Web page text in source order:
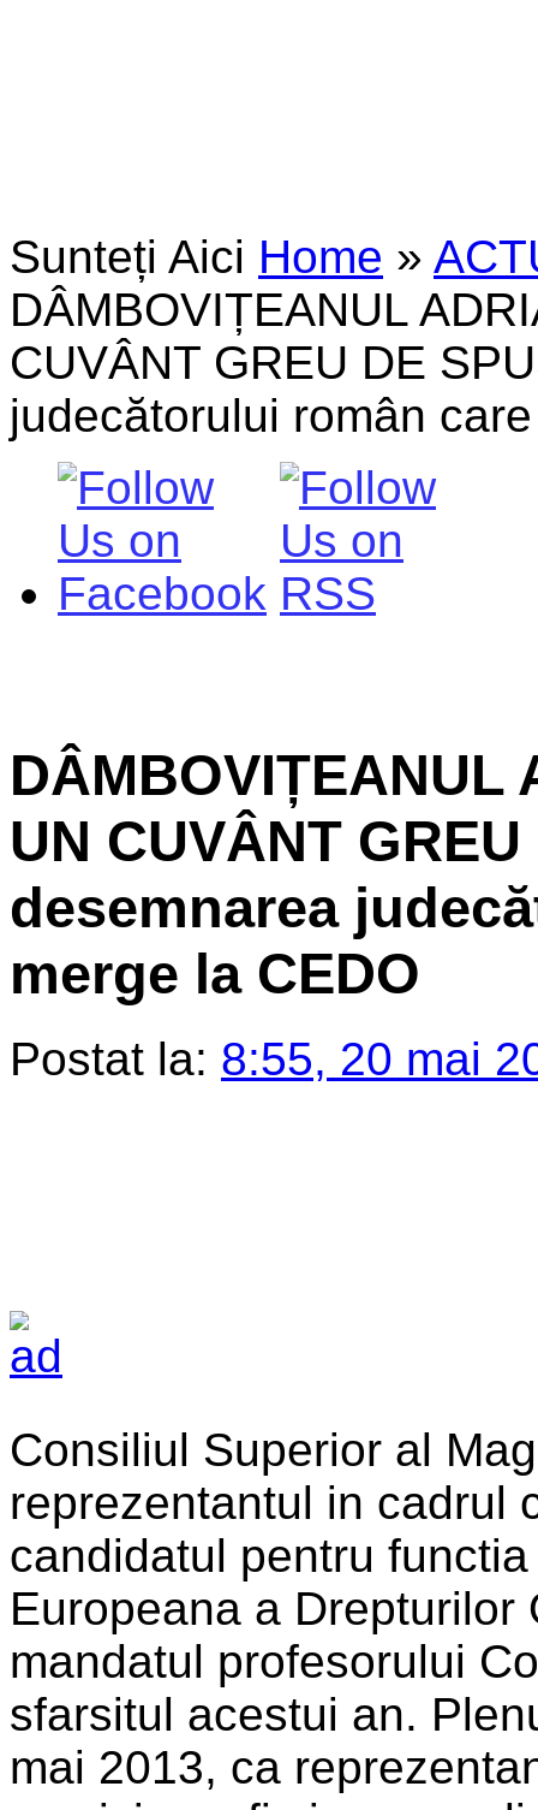
Sunteți Aici Home »
DÂMBOVIȚEANUL
CUVÂNT GREU DE
judecătorului român
DÂMBOVIȚEANUL
UN CUVÂNT
desemnarea
merge la CEDO
Postat la: 8:55, 20 mai
Consiliul Superior al
reprezentantul in cadrul
candidatul pentru
Europeana a
mandatul profesorului
sfarsitul acestui an.
mai 2013, ca